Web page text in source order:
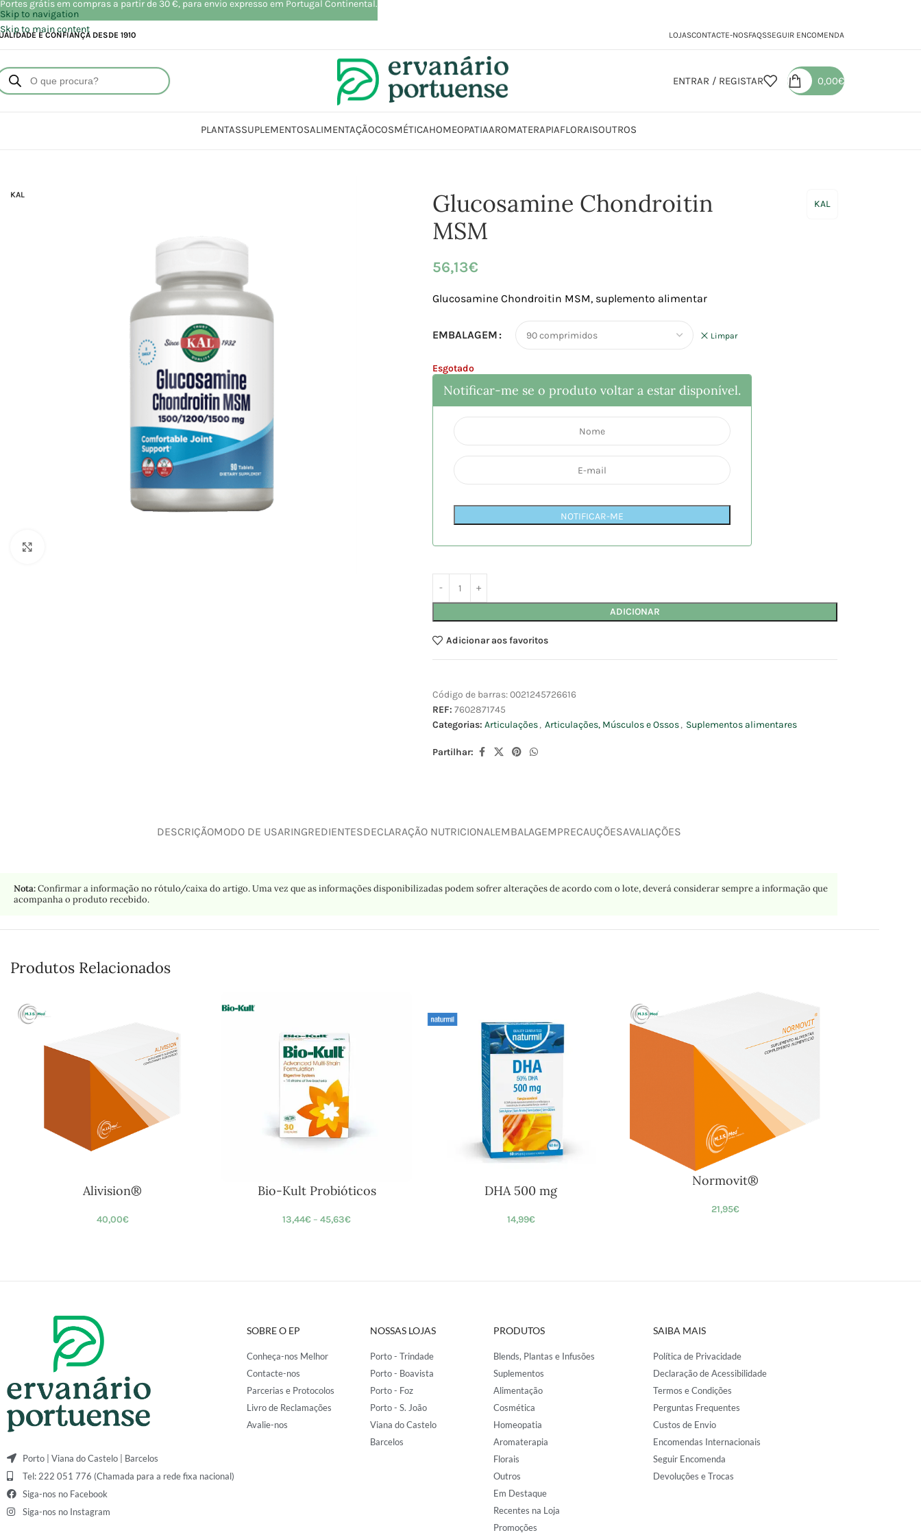
Skip to navigation
Skip to main content
E CONFIANÇA DESDE 1910 LOJASCONTACTE-NOSFAQSSEGUIR ENCOMENDA
ENTRAR / REGISTAR 0,00€
PLANTASSUPLEMENTOSALIMENTAÇÃOCOSMÉTICAHOMEOPATIAAROMATERAPIAFLORAISOUTROS
KAL
Glucosamine Chondroitin
MSM
KAL
56,13€
Glucosamine Chondroitin MSM, suplemento alimentar
EMBALAGEM Limpar
Esgotado
Notificar-me se o produto voltar a estar disponível.
NOTIFICAR-ME
ADICIONAR
Adicionar aos favoritos
Código de barras:0021245726616
REF: 7602871745
Categorias: Articulações, Articulações, Músculos e Ossos, Suplementos alimentares
Partilhar:
DESCRIÇÃOMODO DE USARINGREDIENTESDECLARAÇÃO NUTRICIONAL EMBALAGEMPRECAUÇÕESAVALIAÇÕES
Nota:Confirmar a informação no rótulo/caixa do artigo. Uma vez que as informações disponibilizadas podem sofrer alterações de acordo com o lote, deverá considerar sempre a informação que
acompanha o produto recebido.
Produtos Relacionados
Alivision®
40,00€
Bio-Kult Probióticos
13,44€ – 45,63€
DHA 500 mg
14,99€
Normovit®
21,95€
Porto | Viana do Castelo | Barcelos
Tel: 222 051 776 (Chamada para a rede fixa nacional)
Siga-nos no Facebook
Siga-nos no Instagram
SOBRE O EP
Conheça-nos Melhor
Contacte-nos
Parcerias e Protocolos
Livro de Reclamações
Avalie-nos
NOSSAS LOJAS
Porto - Trindade
Porto - Boavista
Porto - Foz
Porto - S. João
Viana do Castelo
Barcelos
PRODUTOS
Blends, Plantas e Infusões
Suplementos
Alimentação
Cosmética
Homeopatia
Aromaterapia
Florais
Outros
Em Destaque
Recentes na Loja
Promoções
SAIBA MAIS
Política de Privacidade
Declaração de Acessibilidade
Termos e Condições
Perguntas Frequentes
Custos de Envio
Encomendas Internacionais
Seguir Encomenda
Devoluções e Trocas
Portes grátis em compras a partir de 30 €, para envio expresso em Portugal Continental.